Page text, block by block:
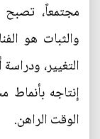
مجتمعاً، تصبح
والثبات هو
التغيير،
إنتاجه
الوقت الراهن.